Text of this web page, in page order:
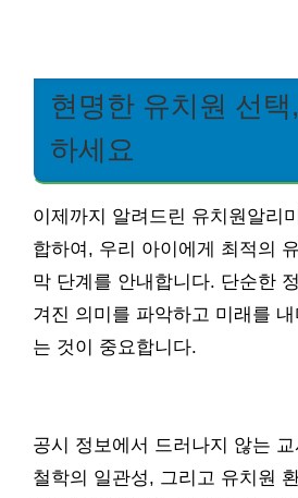
현명한 유치원 선
하세요
이제까지 알려드린 유치원알리
합하여, 우리 아이에게 최적의
막 단계를 안내합니다. 단순한
겨진 의미를 파악하고 미래를
는 것이 중요합니다.
공시 정보에서 드러나지 않는
철학의 일관성, 그리고 유치원